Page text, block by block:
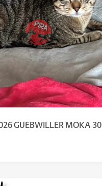
GUEBWILLER MOKA 30